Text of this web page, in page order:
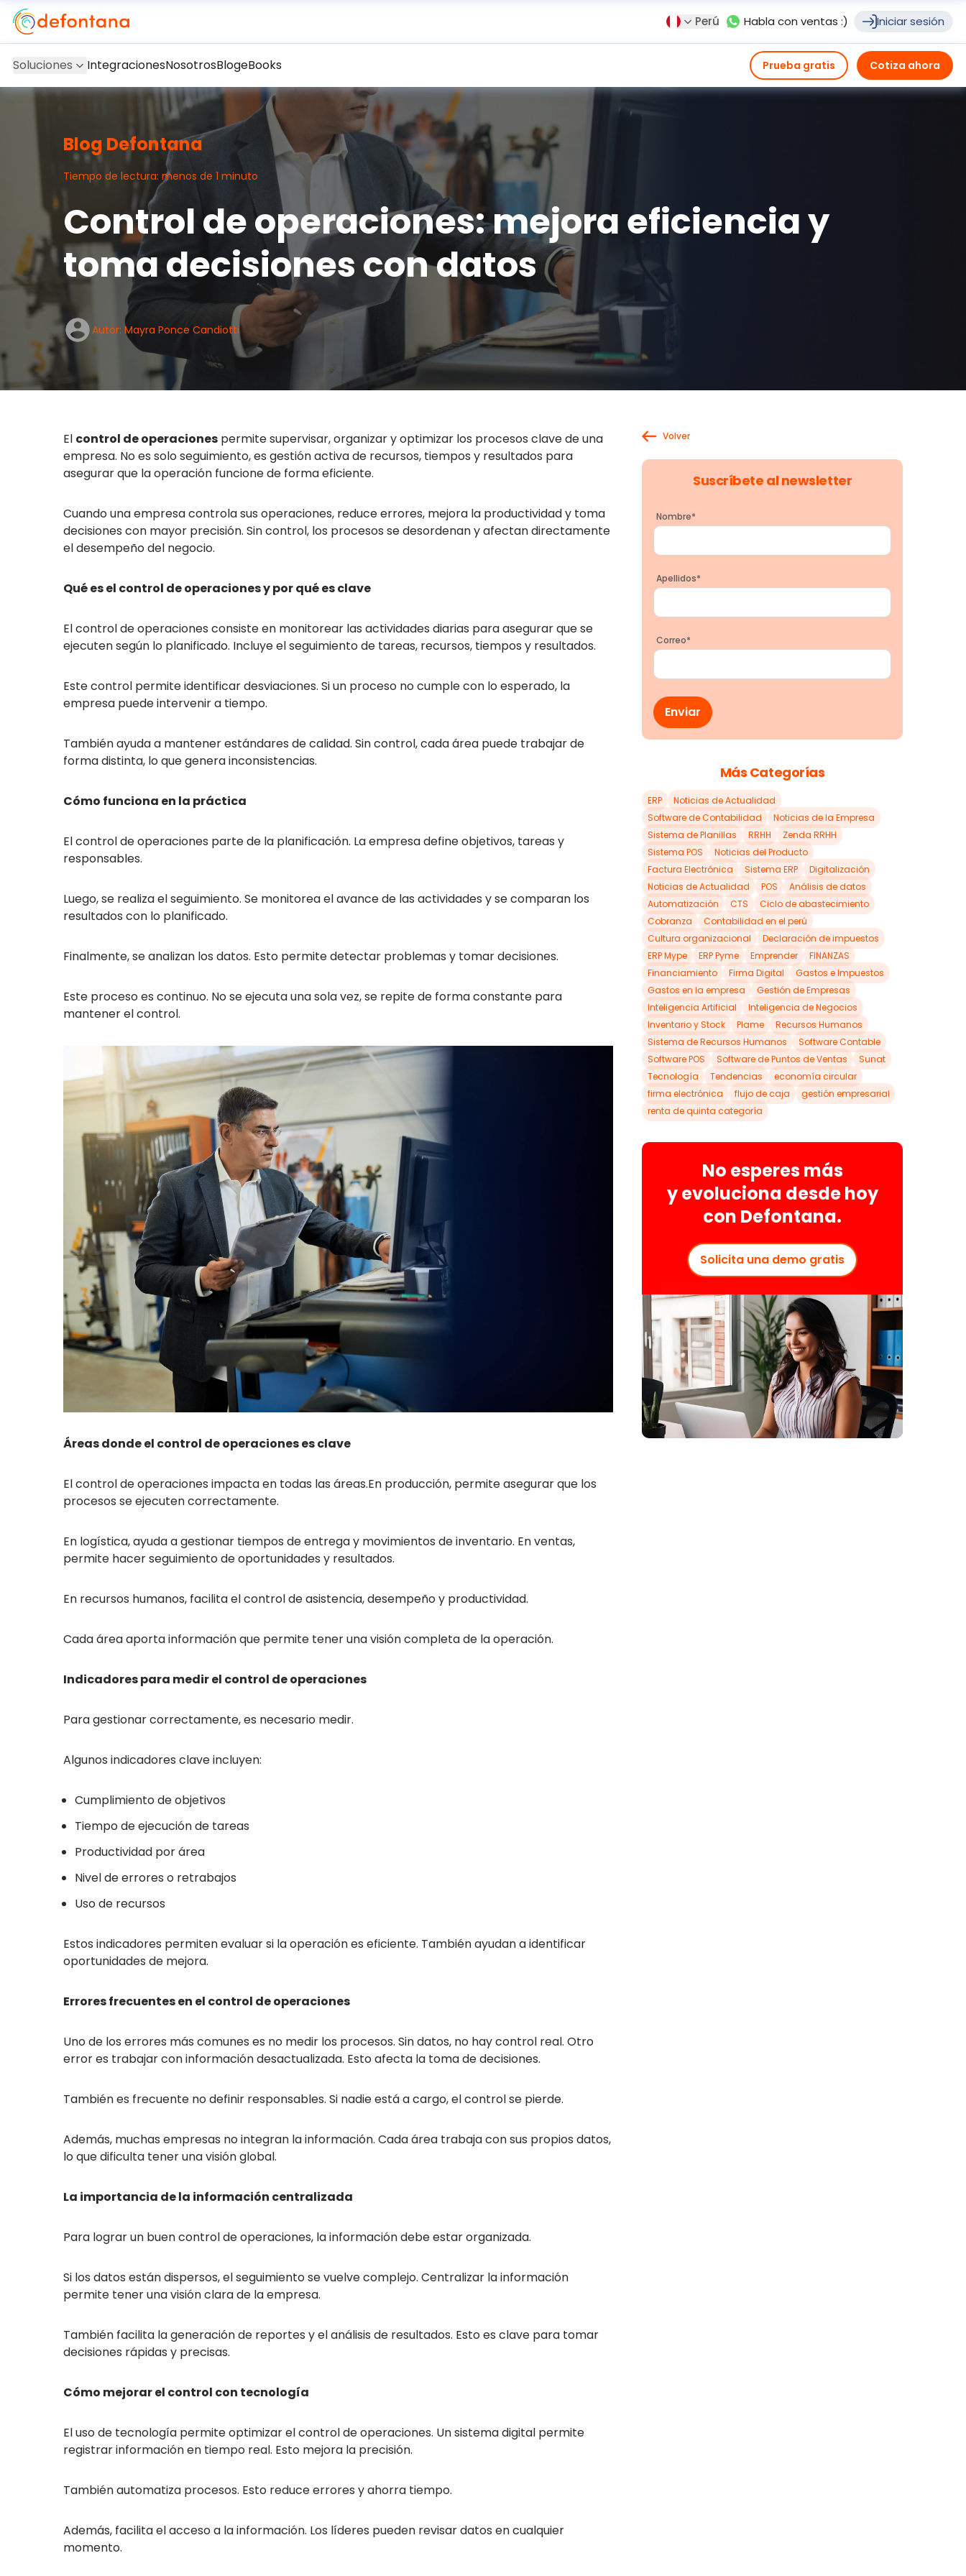
Perú Habla con ventas :) Iniciar sesión
Prueba gratis Cotiza ahora
Soluciones IntegracionesNosotrosBlogeBooks
Blog Defontana
Tiempo de lectura: menos de 1 minuto
Control de operaciones: mejora eficiencia y
toma decisiones con datos
Autor: Mayra Ponce Candiotti
El control de operaciones permite supervisar, organizar y optimizar los procesos clave de una
empresa. No es solo seguimiento, es gestión activa de recursos, tiempos y resultados para
asegurar que la operación funcione de forma eficiente.
Cuando una empresa controla sus operaciones, reduce errores, mejora la productividad y toma
decisiones con mayor precisión. Sin control, los procesos se desordenan y afectan directamente
el desempeño del negocio.
Qué es el control de operaciones y por qué es clave
El control de operaciones consiste en monitorear las actividades diarias para asegurar que se
ejecuten según lo planificado. Incluye el seguimiento de tareas, recursos, tiempos y resultados.
Este control permite identificar desviaciones. Si un proceso no cumple con lo esperado, la
empresa puede intervenir a tiempo.
También ayuda a mantener estándares de calidad. Sin control, cada área puede trabajar de
forma distinta, lo que genera inconsistencias.
Cómo funciona en la práctica
El control de operaciones parte de la planificación. La empresa define objetivos, tareas y
responsables.
Luego, se realiza el seguimiento. Se monitorea el avance de las actividades y se comparan los
resultados con lo planificado.
Finalmente, se analizan los datos. Esto permite detectar problemas y tomar decisiones.
Este proceso es continuo. No se ejecuta una sola vez, se repite de forma constante para
mantener el control.
Áreas donde el control de operaciones es clave
El control de operaciones impacta en todas las áreas.En producción, permite asegurar que los
procesos se ejecuten correctamente.
En logística, ayuda a gestionar tiempos de entrega y movimientos de inventario. En ventas,
permite hacer seguimiento de oportunidades y resultados.
En recursos humanos, facilita el control de asistencia, desempeño y productividad.
Cada área aporta información que permite tener una visión completa de la operación.
Indicadores para medir el control de operaciones
Para gestionar correctamente, es necesario medir.
Algunos indicadores clave incluyen:
Cumplimiento de objetivos
Tiempo de ejecución de tareas
Productividad por área
Nivel de errores o retrabajos
Uso de recursos
Estos indicadores permiten evaluar si la operación es eficiente. También ayudan a identificar
oportunidades de mejora.
Errores frecuentes en el control de operaciones
Uno de los errores más comunes es no medir los procesos. Sin datos, no hay control real. Otro
error es trabajar con información desactualizada. Esto afecta la toma de decisiones.
También es frecuente no definir responsables. Si nadie está a cargo, el control se pierde.
Además, muchas empresas no integran la información. Cada área trabaja con sus propios datos,
lo que dificulta tener una visión global.
La importancia de la información centralizada
Para lograr un buen control de operaciones, la información debe estar organizada.
Si los datos están dispersos, el seguimiento se vuelve complejo. Centralizar la información
permite tener una visión clara de la empresa.
También facilita la generación de reportes y el análisis de resultados. Esto es clave para tomar
decisiones rápidas y precisas.
Cómo mejorar el control con tecnología
El uso de tecnología permite optimizar el control de operaciones. Un sistema digital permite
registrar información en tiempo real. Esto mejora la precisión.
También automatiza procesos. Esto reduce errores y ahorra tiempo.
Además, facilita el acceso a la información. Los líderes pueden revisar datos en cualquier
momento.
Volver
Suscríbete al newsletter
Nombre*
Apellidos*
Correo*
Más Categorías
ERP
Noticias de Actualidad
Software de Contabilidad
Noticias de la Empresa
Sistema de Planillas
RRHH
Zenda RRHH
Sistema POS
Noticias del Producto
Factura Electrónica
Sistema ERP
Digitalización
Noticias de Actualidad
POS
Análisis de datos
Automatización
CTS
Ciclo de abastecimiento
Cobranza
Contabilidad en el perú
Cultura organizacional
Declaración de impuestos
ERP Mype
ERP Pyme Emprender
FINANZAS
Financiamiento
Firma Digital
Gastos e Impuestos
Gastos en la empresa
Gestión de Empresas
Inteligencia Artificial
Inteligencia de Negocios
Inventario y Stock
Plame
Recursos Humanos
Sistema de Recursos Humanos
Software Contable
Software POS
Software de Puntos de Ventas
Sunat
Tecnología
Tendencias
economía circular
firma electrónica
flujo de caja
gestión empresarial
renta de quinta categoría
No esperes más
yevoluciona desde hoy
con Defontana.
Solicita una demo gratis